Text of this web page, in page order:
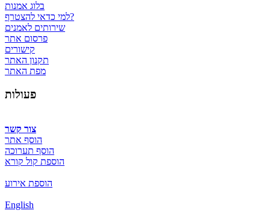
בלוג אמנות
למי כדאי להצטרף?
שירותים לאמנים
פרסום אתר
קישורים
תקנון האתר
מפת האתר
פעולות
צור קשר
הוסף אתר
הוסף תערוכה
הוספת קול קורא
הוספת אירוע
English